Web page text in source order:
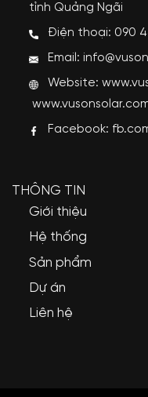
tỉnh Quảng Ngãi
Điện thoại: 090
Email:
Website:
Facebook:
THÔNG TIN
Giới thiệu
Hệ thống
Sản phẩm
Dự án
Liên hệ